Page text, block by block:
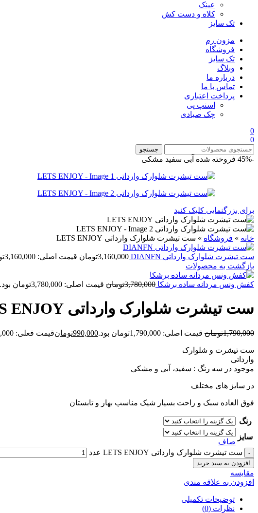
عینک
کلاه و دست کش
تک سایز
مزون رم
فروشگاه
تک سایز
وبلاگ
درباره ما
تماس با ما
پرداخت اعتباری
اسنپ پی
چک صیادی
0
0
جستجو
-45% فروخته شده آبی سفید مشکی
برای بزرگنمایی کلیک کنید
خانه » فروشگاه » ست تیشرت شلوارک وارداتی LETS ENJOY
ست تیشرت شلوارک وارداتی DIANFN 3,160,000تومان قیمت اصلی: 3,160,000تومان بود.
بازگشت به محصولات
کفش ونس مردانه ساده برشکا 3,780,000تومان قیمت اصلی: 3,780,000تومان بود.
ست تیشرت شلوارک وارداتی LETS ENJOY
1,790,000تومان قیمت اصلی: 1,790,000تومان بود. 990,000تومانقیمت فعلی: 990,000تومان.
ست تیشرت و شلوارک
وارداتی
موجود در سه رنگ : سفید، آبی و مشکی
در سایز های مختلف
فوق العاده سبک و راحت بسیار شیک مناسب بهار و تابستان
رنگ
سایز
صاف
ست تیشرت شلوارک وارداتی LETS ENJOY عدد
افزودن به سبد خرید
مقايسه
افزودن به علاقه مندی
توضیحات تکمیلی
نظرات (0)